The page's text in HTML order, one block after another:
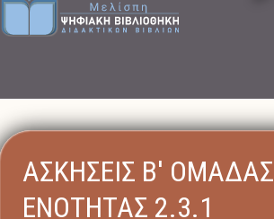
ΑΣΚΗΣΕΙΣ Β' ΟΜΑΔΑΣ
ΕΝΟΤΗΤΑΣ 2.3.1